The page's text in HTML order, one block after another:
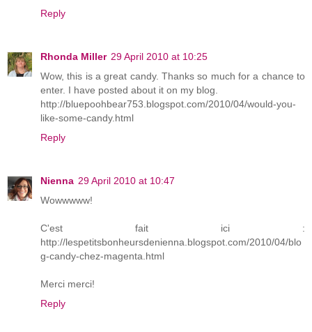
Reply
Rhonda Miller 29 April 2010 at 10:25
Wow, this is a great candy. Thanks so much for a chance to
enter. I have posted about it on my blog.
http://bluepoohbear753.blogspot.com/2010/04/would-you-
like-some-candy.html
Reply
Nienna 29 April 2010 at 10:47
Wowwwww!
C'est fait ici :
http://lespetitsbonheursdenienna.blogspot.com/2010/04/blo
g-candy-chez-magenta.html
Merci merci!
Reply